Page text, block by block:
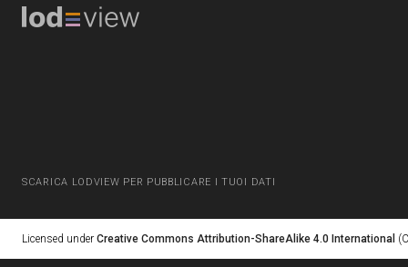
SCARICA LODVIEW PER PUBBLICARE I TUOI DATI
Licensed under Creative Commons Attribution-ShareAlike 4.0 International